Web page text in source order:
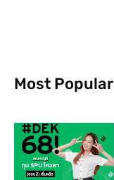
Most Popular